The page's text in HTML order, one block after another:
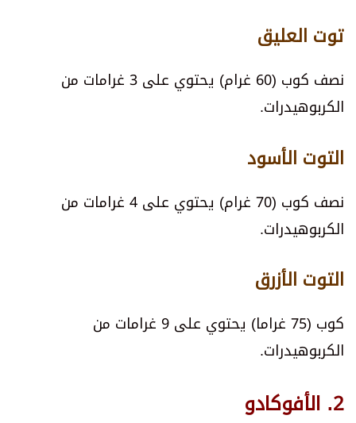
توت العليق
نصف كوب (60 غرام) يحتوي على 3 غرامات من
الكربوهيدرات.
التوت الأسود
نصف كوب (70 غرام) يحتوي على 4 غرامات من
الكربوهيدرات.
التوت الأزرق
كوب (75 غراما) يحتوي على 9 غرامات من
الكربوهيدرات.
2. الأفوكادو